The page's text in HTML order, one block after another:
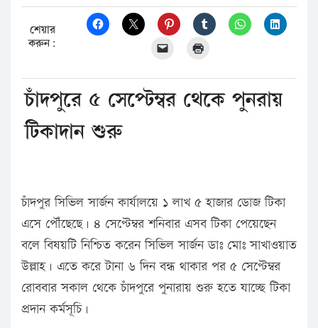
শেয়ার
করুন:
চাঁদপুরে ৫ সেপ্টেম্বর থেকে পুনরায়
টিকাদান শুরু
চাঁদপুর সিভিল সার্জন কার্যালয়ে ১ লাখ ৫ হাজার ডোজ টিকা
এসে পৌঁছেছে। ৪ সেপ্টেম্বর শনিবার এসব টিকা পেয়েছেন
বলে বিষয়টি নিশ্চিত করেন সিভিল সার্জন ডাঃ মোঃ সাখাওয়াত
উল্লাহ। এতে করে টানা ৬ দিন বন্ধ থাকার পর ৫ সেপ্টেম্বর
রোববার সকাল থেকে চাঁদপুরে পুনারায় শুরু হতে যাচ্ছে টিকা
প্রদান কর্মসূচি।